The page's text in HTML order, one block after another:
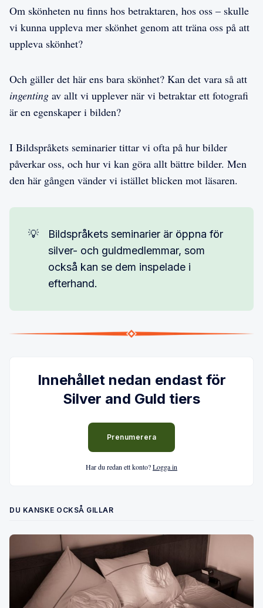
Om skönheten nu finns hos betraktaren, hos oss – skulle
vi kunna uppleva mer skönhet genom att träna oss på att
uppleva skönhet?
Och gäller det här ens bara skönhet? Kan det vara så att
ingenting av allt vi upplever när vi betraktar ett fotografi
är en egenskaper i bilden?
I Bildspråkets seminarier tittar vi ofta på hur bilder
påverkar oss, och hur vi kan göra allt bättre bilder. Men
den här gången vänder vi istället blicken mot läsaren.
💡
Bildspråkets seminarier är öppna för
silver- och guldmedlemmar, som
också kan se dem inspelade i
efterhand.
Innehållet nedan endast för
Silver and Guld tiers
Prenumerera
Har du redan ett konto?Logga in
DU KANSKE OCKSÅ GILLAR